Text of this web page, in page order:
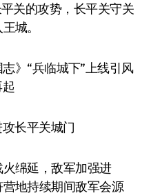
关的攻势，长平关守关
城。
长平关城门
绵延，敌军加强进
地持续期间敌军会源